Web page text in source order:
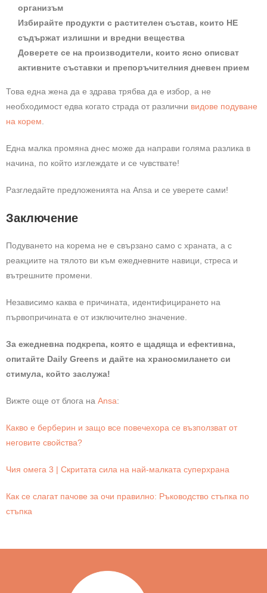
организъм
Избирайте продукти с растителен състав, които НЕ
съдържат излишни и вредни вещества
Доверете се на производители, които ясно описват
активните съставки и препоръчителния дневен прием
Това една жена да е здрава трябва да е избор, а не
необходимост едва когато страда от различни видове подуване
на корем
Една малка промяна днес може да направи голяма разлика в
начина, по който изглеждате и се чувствате!
Разгледайте предложенията на Ansa и се уверете сами!
Заключение
Подуването на корема не е свързано само с храната, а с
реакциите на тялото ви към ежедневните навици, стреса и
вътрешните промени.
Независимо каква е причината, идентифицирането на
първопричината е от изключително значение.
За ежедневна подкрепа, която е щадяща и ефективна,
опитайте Daily Greens и дайте на храносмилането си
стимула, който заслужа!
Вижте още от блога на Ansa:
Какво е берберин и защо все повечехора се възползват от
неговите свойства?
Чия омега 3 | Скритата сила на най-малката суперхрана
Как се слагат пачове за очи правилно: Ръководство стъпка по
стъпка